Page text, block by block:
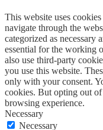
This website uses
navigate through the
categorized as necessary
essential for the working
also use third-party
you use this website.
only with your consent.
cookies. But opting out
browsing experience.
Necessary
Necessary